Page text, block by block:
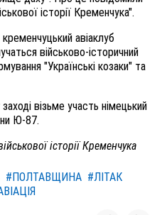
історії Кременчука".
авіаклуб
військово-історичний
"Українські козаки" та
візьме участь німецький
Ю-87.
історії Кременчука
#ПОЛТАВЩИНА #ЛІТАК